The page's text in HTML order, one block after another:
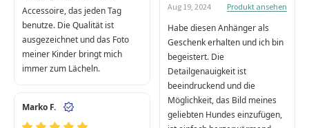
Accessoire, das jeden Tag
benutze. Die Qualität ist
ausgezeichnet und das Foto
meiner Kinder bringt mich
immer zum Lächeln.
Aug 19, 2024 Produkt ansehen
Habe diesen Anhänger als
Geschenk erhalten und ich bin
begeistert. Die
Detailgenauigkeit ist
beeindruckend und die
Möglichkeit, das Bild meines
geliebten Hundes einzufügen,
Marko F.